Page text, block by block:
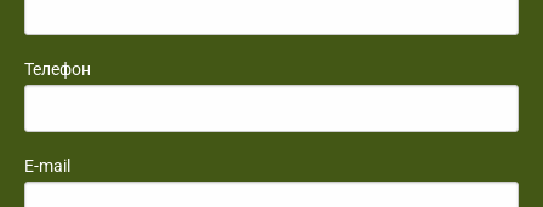
Телефон
E-mail